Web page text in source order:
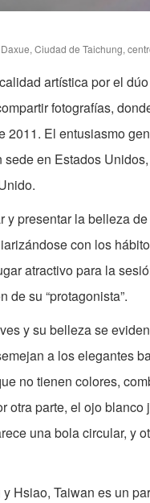
Ciudad de Taichung,
artística por el
fotografías,
2011. El entusiasmo
en Estados Unidos,
y presentar la belleza
con los
atractivo para la
de su “protagonista”.
y su belleza se
a los elegantes
no tienen colores,
otra parte, el ojo
una bola circular, y
Hsiao, Taiwan es un